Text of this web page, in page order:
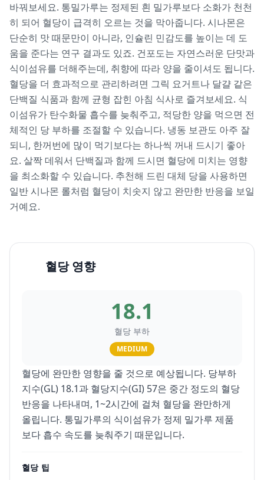
바꿔보세요. 통밀가루는 정제된 흰 밀가루보다 소화가 천천
히 되어 혈당이 급격히 오르는 것을 막아줍니다. 시나몬은
단순히 맛 때문만이 아니라, 인슐린 민감도를 높이는 데 도
움을 준다는 연구 결과도 있죠. 건포도는 자연스러운 단맛과
식이섬유를 더해주는데, 취향에 따라 양을 줄이셔도 됩니다.
혈당을 더 효과적으로 관리하려면 그릭 요거트나 달걀 같은
단백질 식품과 함께 균형 잡힌 아침 식사로 즐겨보세요. 식
이섬유가 탄수화물 흡수를 늦춰주고, 적당한 양을 먹으면 전
체적인 당 부하를 조절할 수 있습니다. 냉동 보관도 아주 잘
되니, 한꺼번에 많이 먹기보다는 하나씩 꺼내 드시기 좋아
요. 살짝 데워서 단백질과 함께 드시면 혈당에 미치는 영향
을 최소화할 수 있습니다. 추천해 드린 대체 당을 사용하면
일반 시나몬 롤처럼 혈당이 치솟지 않고 완만한 반응을 보일
거예요.
혈당 영향
18.1
혈당 부하
MEDIUM
혈당에 완만한 영향을 줄 것으로 예상됩니다. 당부하
지수(GL) 18.1과 혈당지수(GI) 57은 중간 정도의 혈당
반응을 나타내며, 1~2시간에 걸쳐 혈당을 완만하게
올립니다. 통밀가루의 식이섬유가 정제 밀가루 제품
보다 흡수 속도를 늦춰주기 때문입니다.
혈당 팁